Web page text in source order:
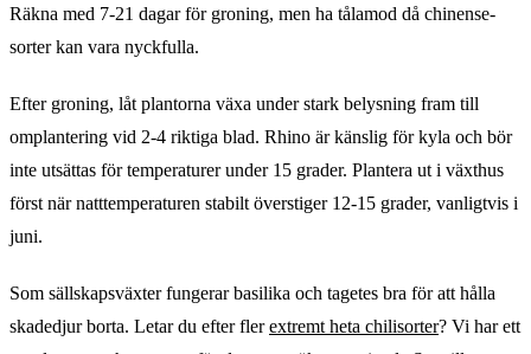
Räkna med 7-21 dagar för groning, men ha tålamod då chinense-
sorter kan vara nyckfulla.
Efter groning, låt plantorna växa under stark belysning fram till
omplantering vid 2-4 riktiga blad. Rhino är känslig för kyla och bör
inte utsättas för temperaturer under 15 grader. Plantera ut i växthus
först när natttemperaturen stabilt överstiger 12-15 grader, vanligtvis i
juni.
Som sällskapsväxter fungerar basilika och tagetes bra för att hålla
skadedjur borta. Letar du efter flerextremt heta chilisorter? Vi har ett